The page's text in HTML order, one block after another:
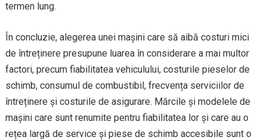
termen lung.
În concluzie, alegerea unei mașini care să aibă costuri mici
de întreținere presupune luarea în considerare a mai multor
factori, precum fiabilitatea vehiculului, costurile pieselor de
schimb, consumul de combustibil, frecvența serviciilor de
întreținere și costurile de asigurare. Mărcile și modelele de
mașini care sunt renumite pentru fiabilitatea lor și care au o
rețea largă de service și piese de schimb accesibile sunt o